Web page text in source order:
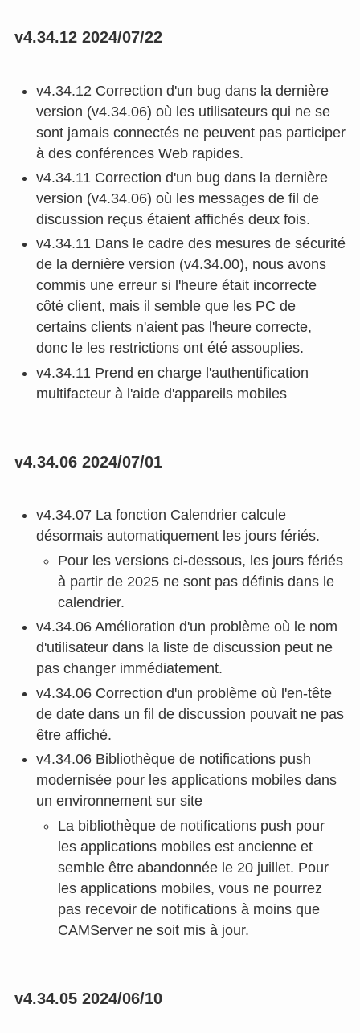
v4.34.12 2024/07/22
v4.34.12 Correction d'un bug dans la dernière
version (v4.34.06) où les utilisateurs qui ne se
sont jamais connectés ne peuvent pas participer
à des conférences Web rapides.
v4.34.11 Correction d'un bug dans la dernière
version (v4.34.06) où les messages de fil de
discussion reçus étaient affichés deux fois.
v4.34.11 Dans le cadre des mesures de sécurité
de la dernière version (v4.34.00), nous avons
commis une erreur si l'heure était incorrecte
côté client, mais il semble que les PC de
certains clients n'aient pas l'heure correcte,
donc le les restrictions ont été assouplies.
v4.34.11 Prend en charge l'authentification
multifacteur à l'aide d'appareils mobiles
v4.34.06 2024/07/01
v4.34.07 La fonction Calendrier calcule
désormais automatiquement les jours fériés.
Pour les versions ci-dessous, les jours fériés
à partir de 2025 ne sont pas définis dans le
calendrier.
v4.34.06 Amélioration d'un problème où le nom
d'utilisateur dans la liste de discussion peut ne
pas changer immédiatement.
v4.34.06 Correction d'un problème où l'en-tête
de date dans un fil de discussion pouvait ne pas
être affiché.
v4.34.06 Bibliothèque de notifications push
modernisée pour les applications mobiles dans
un environnement sur site
La bibliothèque de notifications push pour
les applications mobiles est ancienne et
semble être abandonnée le 20 juillet. Pour
les applications mobiles, vous ne pourrez
pas recevoir de notifications à moins que
CAMServer ne soit mis à jour.
v4.34.05 2024/06/10